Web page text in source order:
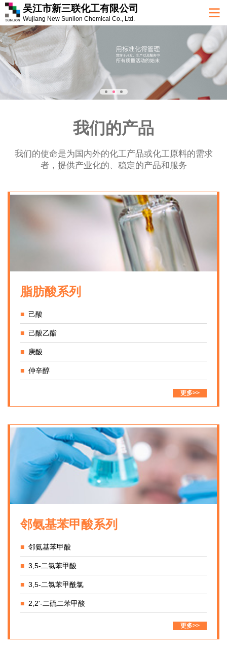
吴江市新三联化工有限公司
Wujiang New Sunlion Chemical Co., Ltd.
我们的产品
我们的使命是为国内外的化工产品或化工原料的需求
者，提供产业化的、稳定的产品和服务
脂肪酸系列
■己酸
■己酸乙酯
■ 庚酸
■仲辛醇
更多>>
邻氨基苯甲酸系列
■邻氨基苯甲酸
■3,5-二氯苯甲酸
■3,5-二氯苯甲酰氯
■ 2,2'-二硫二苯甲酸
更多>>